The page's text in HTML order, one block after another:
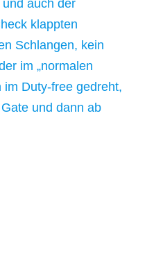
auch der
klappten
Schlangen, kein
im „normalen
im Duty-free gedreht,
und dann ab